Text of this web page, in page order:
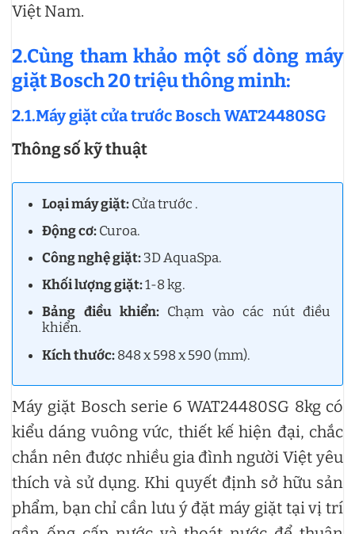
Việt Nam.
2.Cùng tham khảo một số dòng máy
giặt Bosch 20 triệu thông minh:
2.1.Máy giặt cửa trước Bosch WAT24480SG
Thông số kỹ thuật
Loại máy giặt:Cửa trước .
Động cơ:Curoa.
Công nghệ giặt:3D AquaSpa.
Khối lượng giặt:1-8 kg.
Bảng điều khiển:Chạm vào các nút điều
khiển.
Kích thước:848 x 598 x 590 (mm).
Máy giặt Bosch serie 6 WAT24480SG 8kg có
kiểu dáng vuông vức, thiết kế hiện đại, chắc
chắn nên được nhiều gia đình người Việt yêu
thích và sử dụng. Khi quyết định sở hữu sản
phẩm, bạn chỉ cần lưu ý đặt máy giặt tại vị trí